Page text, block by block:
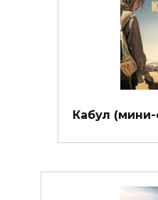
Кабул (мини-